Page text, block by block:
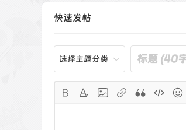
快速发帖
选择主题分类